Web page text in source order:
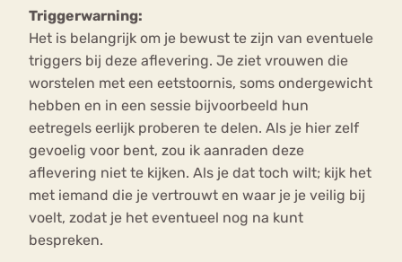
Triggerwarning:
Het is belangrijk om je bewust te zijn van eventuele
triggers bij deze aflevering. Je ziet vrouwen die
worstelen met een eetstoornis, soms ondergewicht
hebben en in een sessie bijvoorbeeld hun
eetregels eerlijk proberen te delen. Als je hier zelf
gevoelig voor bent, zou ik aanraden deze
aflevering niet te kijken. Als je dat toch wilt; kijk het
met iemand die je vertrouwt en waar je je veilig bij
voelt, zodat je het eventueel nog na kunt
bespreken.